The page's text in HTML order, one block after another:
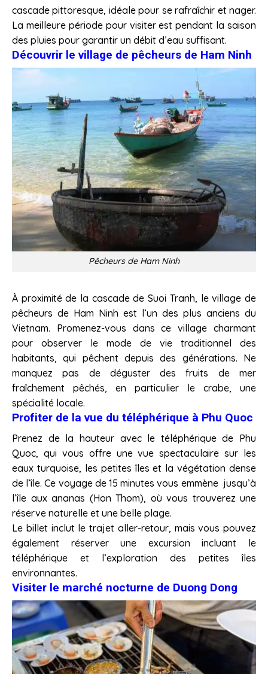
cascade pittoresque, idéale pour se rafraîchir et nager.
La meilleure période pour visiter est pendant la saison
des pluies pour garantir un débit d’eau suffisant.
Découvrir le village de pêcheurs de Ham Ninh
Pêcheurs de Ham Ninh
À proximité de la cascade de Suoi Tranh, le village de
pêcheurs de Ham Ninh est l’un des plus anciens du
Vietnam. Promenez-vous dans ce village charmant
pour observer le mode de vie traditionnel des
habitants, qui pêchent depuis des générations. Ne
manquez pas de déguster des fruits de mer
fraîchement pêchés, en particulier le crabe, une
spécialité locale.
Profiter de la vue du téléphérique à Phu Quoc
Prenez de la hauteur avec le téléphérique de Phu
Quoc, qui vous offre une vue spectaculaire sur les
eaux turquoise, les petites îles et la végétation dense
de l’île. Ce voyage de 15 minutes vous emmène jusqu’à
l’île aux ananas (Hon Thom), où vous trouverez une
réserve naturelle et une belle plage.
Le billet inclut le trajet aller-retour, mais vous pouvez
également réserver une excursion incluant le
téléphérique et l’exploration des petites îles
environnantes.
Visiter le marché nocturne de Duong Dong